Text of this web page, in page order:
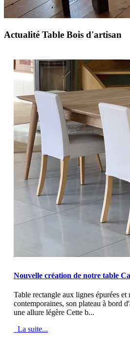
Actualité Table Bois d'artisan
Nouvelle création de notre table
Table rectangle aux lignes épurées et
contemporaines, son plateau à bord
une allure légère Cette b...
La suite...